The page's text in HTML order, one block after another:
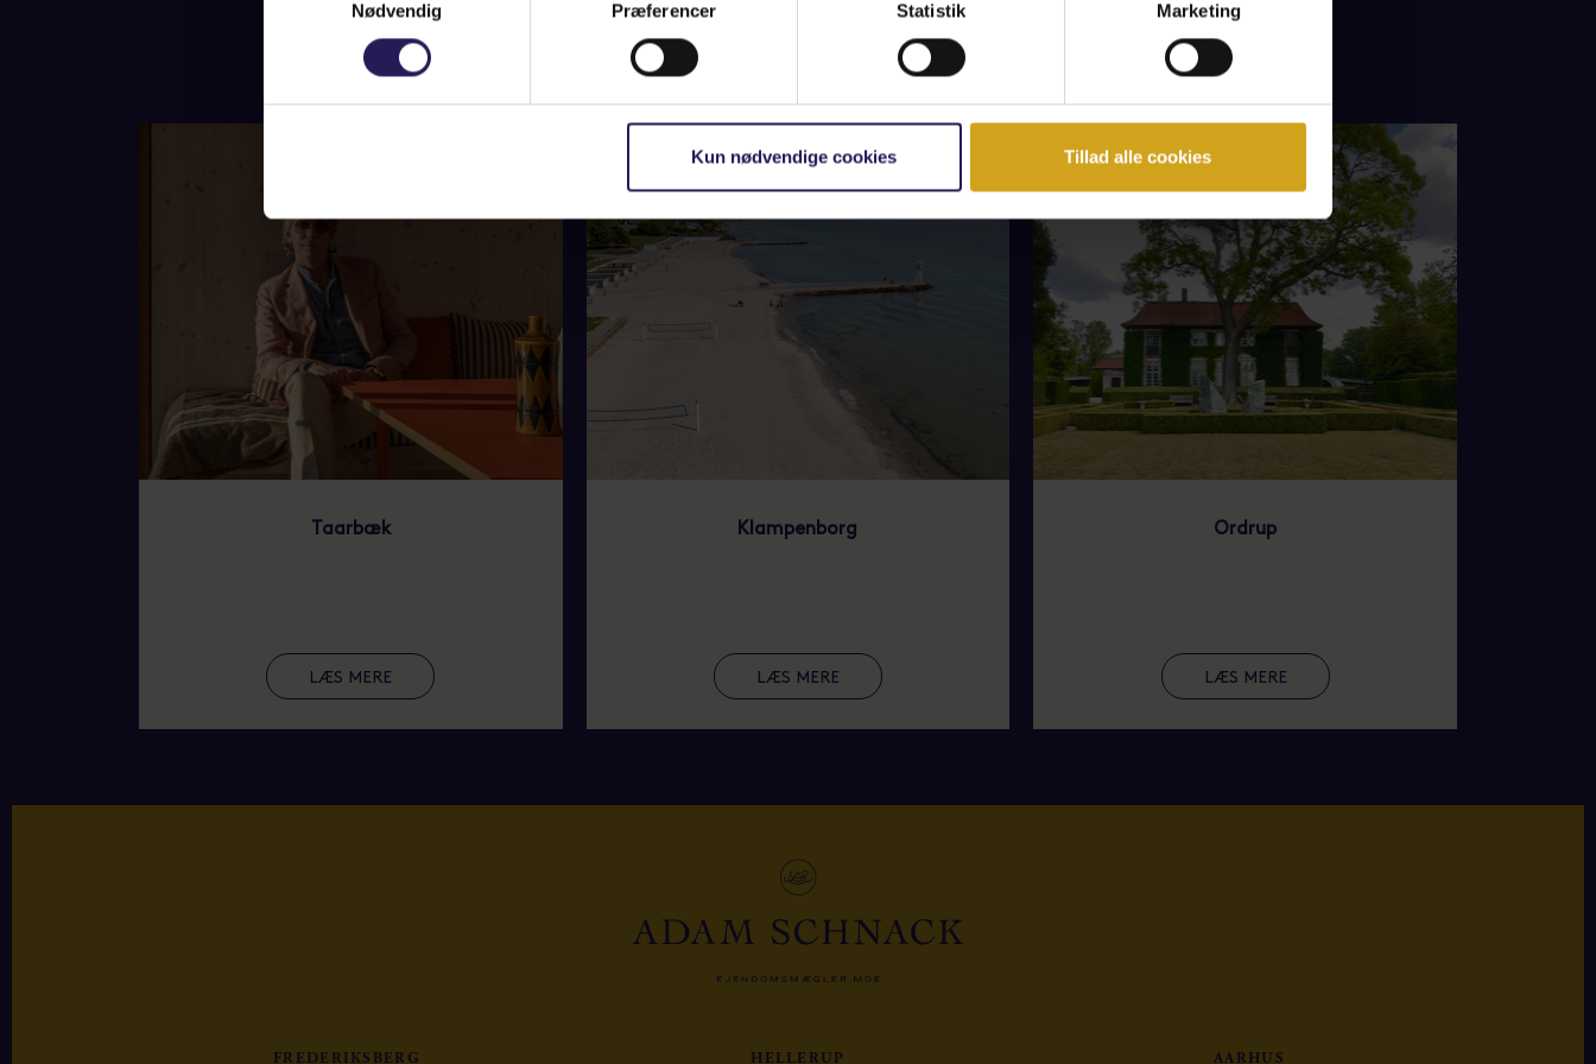
Nødvendig Præferencer Statistik Marketing
Kun nødvendige cookies Tillad alle cookies
ANDRE ARTIKLER
Taarbæk
LÆS MERE
Klampenborg
LÆS MERE
Ordrup
LÆS MERE
FREDERIKSBERG HELLERUP AARHUS